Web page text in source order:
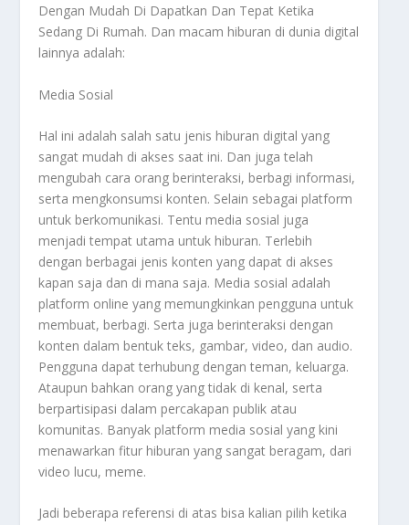
Dengan Mudah Di Dapatkan Dan Tepat Ketika
Sedang Di Rumah. Dan macam hiburan di dunia digital
lainnya adalah:
Media Sosial
Hal ini adalah salah satu jenis hiburan digital yang
sangat mudah di akses saat ini. Dan juga telah
mengubah cara orang berinteraksi, berbagi informasi,
serta mengkonsumsi konten. Selain sebagai platform
untuk berkomunikasi. Tentu media sosial juga
menjadi tempat utama untuk hiburan. Terlebih
dengan berbagai jenis konten yang dapat di akses
kapan saja dan di mana saja. Media sosial adalah
platform online yang memungkinkan pengguna untuk
membuat, berbagi. Serta juga berinteraksi dengan
konten dalam bentuk teks, gambar, video, dan audio.
Pengguna dapat terhubung dengan teman, keluarga.
Ataupun bahkan orang yang tidak di kenal, serta
berpartisipasi dalam percakapan publik atau
komunitas. Banyak platform media sosial yang kini
menawarkan fitur hiburan yang sangat beragam, dari
video lucu, meme.
Jadi beberapa referensi di atas bisa kalian pilih ketika